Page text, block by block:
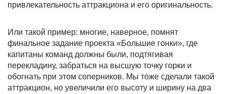
привлекательность аттракциона и его оригинальность.
Или такой пример: многие, наверное, помнят
финальное задание проекта «Большие гонки», где
капитаны команд должны были, подтягивая
перекладину, забраться на высшую точку горки и
обогнать при этом соперников. Мы тоже сделали такой
аттракцион, но увеличили его высоту и ширину на два